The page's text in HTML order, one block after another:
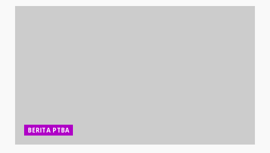
BERITA PTBA